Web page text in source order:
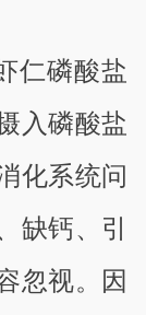
仁磷酸盐
入磷酸盐
化系统问
缺钙、引
忽视。因